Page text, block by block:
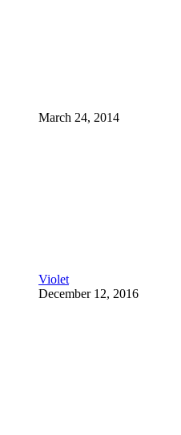
March 24, 2014
Violet
December 12, 2016